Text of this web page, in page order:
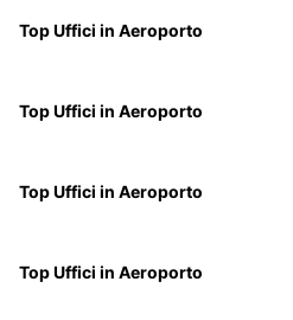
Top Uffici in Aeroporto
Top Uffici in Aeroporto
Top Uffici in Aeroporto
Top Uffici in Aeroporto